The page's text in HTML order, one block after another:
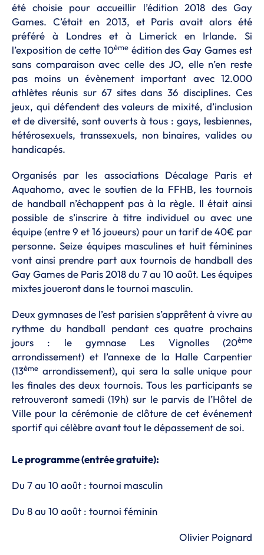
été choisie pour accueillir l’édition 2018 des Gay
Games. C’était en 2013, et Paris avait alors été
préféré à Londres et à Limerick en Irlande. Si
l’exposition de cette 10èmeédition des Gay Games est
sans comparaison avec celle des JO, elle n’en reste
pas moins un évènement important avec 12.000
athlètes réunis sur 67 sites dans 36 disciplines. Ces
jeux, qui défendent des valeurs de mixité, d’inclusion
et de diversité, sont ouverts à tous : gays, lesbiennes,
hétérosexuels, transsexuels, non binaires, valides ou
handicapés.
Organisés par les associations Décalage Paris et
Aquahomo, avec le soutien de la FFHB, les tournois
de handball n’échappent pas à la règle. Il était ainsi
possible de s’inscrire à titre individuel ou avec une
équipe (entre 9 et 16 joueurs) pour un tarif de 40€ par
personne. Seize équipes masculines et huit féminines
vont ainsi prendre part aux tournois de handball des
Gay Games de Paris 2018 du 7 au 10 août. Les équipes
mixtes joueront dans le tournoi masculin.
Deux gymnases de l’est parisien s’apprêtent à vivre au
rythme du handball pendant ces quatre prochains
jours : le gymnase Les Vignolles (20ème
arrondissement) et l’annexe de la Halle Carpentier
(13ème arrondissement), qui sera la salle unique pour
les finales des deux tournois. Tous les participants se
retrouveront samedi (19h) sur le parvis de l’Hôtel de
Ville pour la cérémonie de clôture de cet événement
sportif qui célèbre avant tout le dépassement de soi.
Le programme (entrée gratuite):
Du 7 au 10 août : tournoi masculin
Du 8 au 10 août : tournoi féminin
Olivier Poignard